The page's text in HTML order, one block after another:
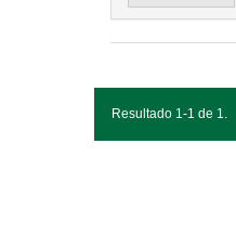
Resultado 1-1 de 1.